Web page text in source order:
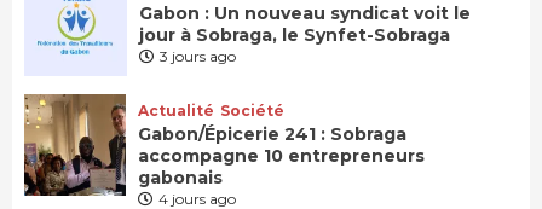
Gabon : Un nouveau syndicat voit le
jour à Sobraga, le Synfet-Sobraga
3 jours ago
Actualité Société
Gabon/Épicerie 241 : Sobraga
accompagne 10 entrepreneurs
gabonais
4 jours ago